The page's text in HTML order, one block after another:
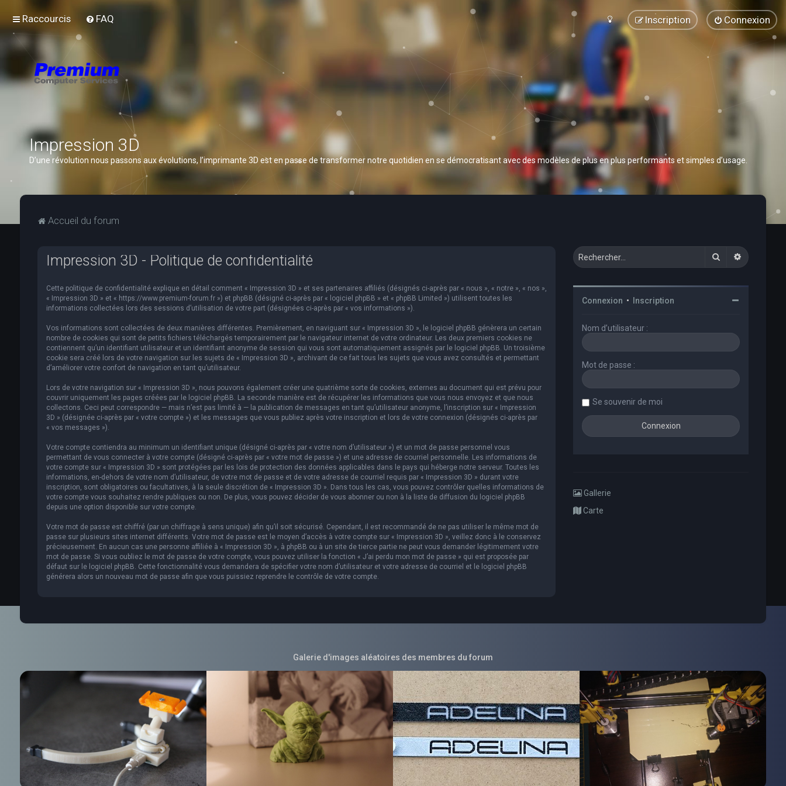
Raccourcis FAQ Connexion
Inscription
Impression 3D
D’une révolution nous passons aux évolutions, l’imprimante 3D est en passe de transformer notre quotidien en se démocratisant avec des modèles de plus en plus performants et simples d’usage.
Accueil du forum
Impression 3D - Politique de confidentialité
Cette politique de confidentialité explique en détail comment « Impression 3D » et ses partenaires affiliés (désignés ci-après par « nous », « notre », « nos »,
« Impression 3D » et « https://www.premium-forum.fr ») et phpBB (désigné ci-après par « logiciel phpBB » et « phpBB Limited ») utilisent toutes les
informations collectées lors des sessions d’utilisation de votre part (désignées ci-après par « vos informations »).
Vos informations sont collectées de deux manières différentes. Premièrement, en naviguant sur « Impression 3D », le logiciel phpBB génèrera un certain
nombre de cookies qui sont de petits fichiers téléchargés temporairement par le navigateur internet de votre ordinateur. Les deux premiers cookies ne
contiennent qu’un identifiant utilisateur et un identifiant anonyme de session qui vous sont automatiquement assignés par le logiciel phpBB. Un troisième
cookie sera créé lors de votre navigation sur les sujets de « Impression 3D », archivant de ce fait tous les sujets que vous avez consultés et permettant
d’améliorer votre confort de navigation en tant qu’utilisateur.
Lors de votre navigation sur « Impression 3D », nous pouvons également créer une quatrième sorte de cookies, externes au document qui est prévu pour
couvrir uniquement les pages créées par le logiciel phpBB. La seconde manière est de récupérer les informations que vous nous envoyez et que nous
collectons. Ceci peut correspondre — mais n’est pas limité à — la publication de messages en tant qu’utilisateur anonyme, l’inscription sur « Impression
3D » (désignée ci-après par « votre compte ») et les messages que vous publiez après votre inscription et lors de votre connexion (désignés ci-après par
« vos messages »).
Votre compte contiendra au minimum un identifiant unique (désigné ci-après par « votre nom d’utilisateur ») et un mot de passe personnel vous
permettant de vous connecter à votre compte (désigné ci-après par « votre mot de passe ») et une adresse de courriel personnelle. Les informations de
votre compte sur « Impression 3D » sont protégées par les lois de protection des données applicables dans le pays qui héberge notre serveur. Toutes les
informations, en-dehors de votre nom d’utilisateur, de votre mot de passe et de votre adresse de courriel requis par « Impression 3D » durant votre
inscription, sont obligatoires ou facultatives, à la seule discrétion de « Impression 3D ». Dans tous les cas, vous pouvez contrôler quelles informations de
votre compte vous souhaitez rendre publiques ou non. De plus, vous pouvez décider de vous abonner ou non à la liste de diffusion du logiciel phpBB
depuis une option disponible sur votre compte.
Votre mot de passe est chiffré (par un chiffrage à sens unique) afin qu’il soit sécurisé. Cependant, il est recommandé de ne pas utiliser le même mot de
passe sur plusieurs sites internet différents. Votre mot de passe est le moyen d’accès à votre compte sur « Impression 3D », veillez donc à le conservez
précieusement. En aucun cas une personne affiliée à « Impression 3D », à phpBB ou à un site de tierce partie ne peut vous demander légitimement votre
mot de passe. Si vous oubliez le mot de passe de votre compte, vous pouvez utiliser la fonction « J’ai perdu mon mot de passe » qui est proposée par
défaut sur le logiciel phpBB. Cette fonctionnalité vous demandera de spécifier votre nom d’utilisateur et votre adresse de courriel et le logiciel phpBB
générera alors un nouveau mot de passe afin que vous puissiez reprendre le contrôle de votre compte.
Rechercher
Connexion • Inscription
Nom d’utilisateur :
Mot de passe :
Se souvenir de moi
Gallerie
Carte
Galerie d'images aléatoires des membres du forum